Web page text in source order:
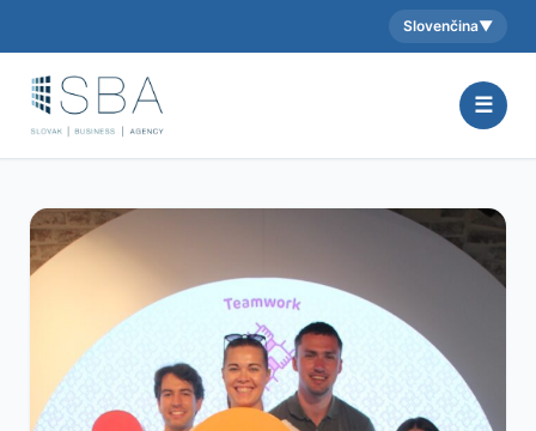
Aktuálny jazyk:
Slovenčina▼
☰